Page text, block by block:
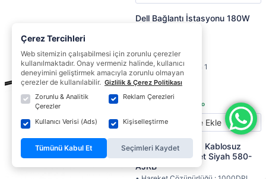
Dell Bağlantı İstasyonu 180W
• HDMI 2.0
• 2 x USB-A 3.1 Gen 1
• Gigabit Ethernet
8.809,00 TL
Sepete Ekle
Dell KM5221W Q Kablosuz
Klavye Mouse Set Siyah 580-
AJRB
Çerez Tercihleri
Web sitemizin çalışabilmesi için zorunlu çerezler
kullanılmaktadır. Onay vermeniz halinde, kullanıcı
deneyimini geliştirmek amacıyla zorunlu olmayan
çerezler de kullanılabilir. Gizlilik & Çerez Politikası
Zorunlu & Analitik
Çerezler
Reklam Çerezleri
Kullanıcı Verisi (Ads) Kişiselleştirme
Tümünü Kabul Et Seçimleri Kaydet